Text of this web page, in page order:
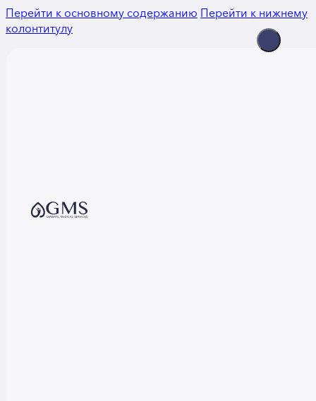
Перейти к основному содержаниюПерейти к нижнему
колонтитулу